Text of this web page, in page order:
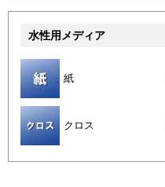
水性用メディア
紙
クロス